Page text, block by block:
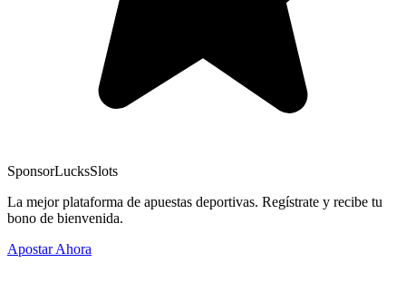
SponsorLucksSlots
La mejor plataforma de apuestas deportivas. Regístrate y recibe tu
bono de bienvenida.
Apostar Ahora